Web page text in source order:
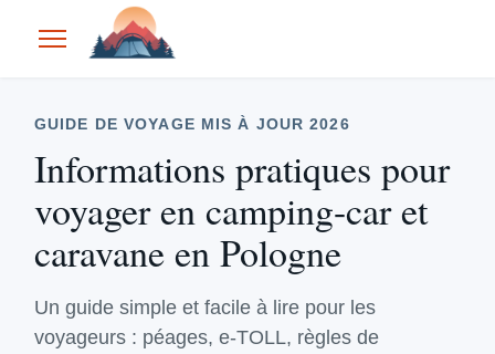
GUIDE DE VOYAGE MIS À JOUR 2026
Informations pratiques pour
voyager en camping-car et
caravane en Pologne
Un guide simple et facile à lire pour les
voyageurs : péages, e‑TOLL, règles de